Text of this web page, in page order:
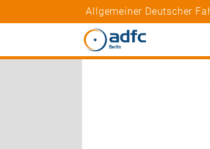
Allgemeiner Deutscher